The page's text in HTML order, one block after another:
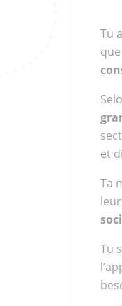
Tu
que
et
Ta
Tu